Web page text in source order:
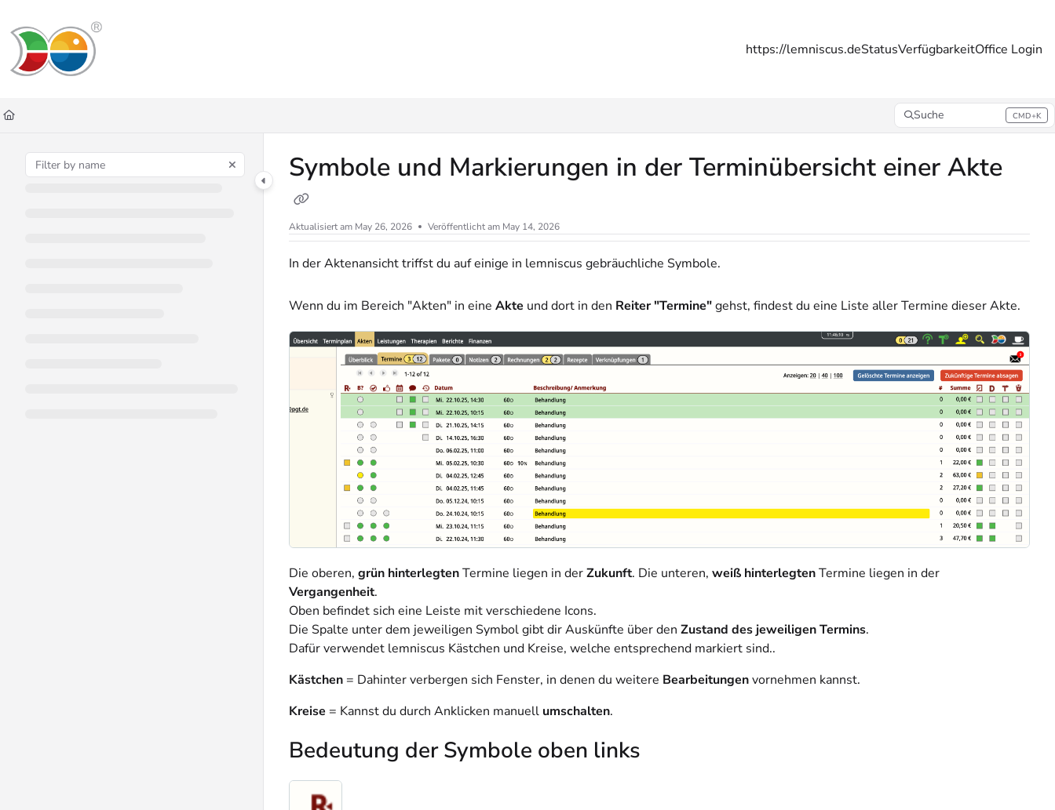
Fetch the complete documentation index at:
Use this file to discover all available pages before exploring further.
https://lemniscus.deStatusVerfügbarkeitOffice Login
Suche CMD+K
Press CMD+K to open search
Symbole und Markierungen in der Terminübersicht einer Akte
Aktualisiert am May 26, 2026 Veröffentlicht am May 14, 2026
In der Aktenansicht triffst du auf einige in lemniscus gebräuchliche Symbole.
Wenn du im Bereich "Akten" in eine Akte und dort in den Reiter "Termine"gehst, findest du eine Liste aller Termine dieser Akte.
Die oberen, grün hinterlegtenTermine liegen in derZukunft. Die unteren, weiß hinterlegtenTermine liegen in der
Vergangenheit.
Oben befindet sich eine Leiste mit verschiedene Icons.
Die Spalte unter dem jeweiligen Symbol gibt dir Auskünfte über den Zustand des jeweiligen Termins.
Dafür verwendet lemniscus Kästchen und Kreise, welche entsprechend markiert sind..
Kästchen = Dahinter verbergen sich Fenster, in denen du weitere Bearbeitungenvornehmen kannst.
Kreise = Kannst du durch Anklicken manuell umschalten.
Bedeutung der Symbole oben links